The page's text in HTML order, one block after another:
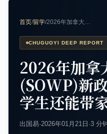
首页/留学/2026年加拿大…
CHUGUOYI DEEP REPORT
2026年加拿
(SOWP)新
学生还能带
出国易·2026年01月21日 ·3 分